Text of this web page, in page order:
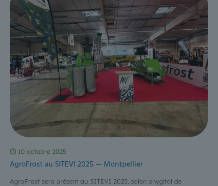
10 octobre 2025
AgroFrost au SITEVI 2025 — Montpellier
AgroFrost sera présent au SITEVI 2025, salon phygital de